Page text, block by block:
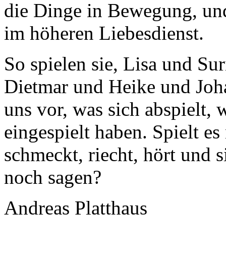
die Dinge in Bewegung,
im höheren Liebesdienst.
So spielen sie, Lisa und
Dietmar und Heike und
uns vor, was sich abspielt,
eingespielt haben. Spielt
schmeckt, riecht, hört und
noch sagen?
Andreas Platthaus